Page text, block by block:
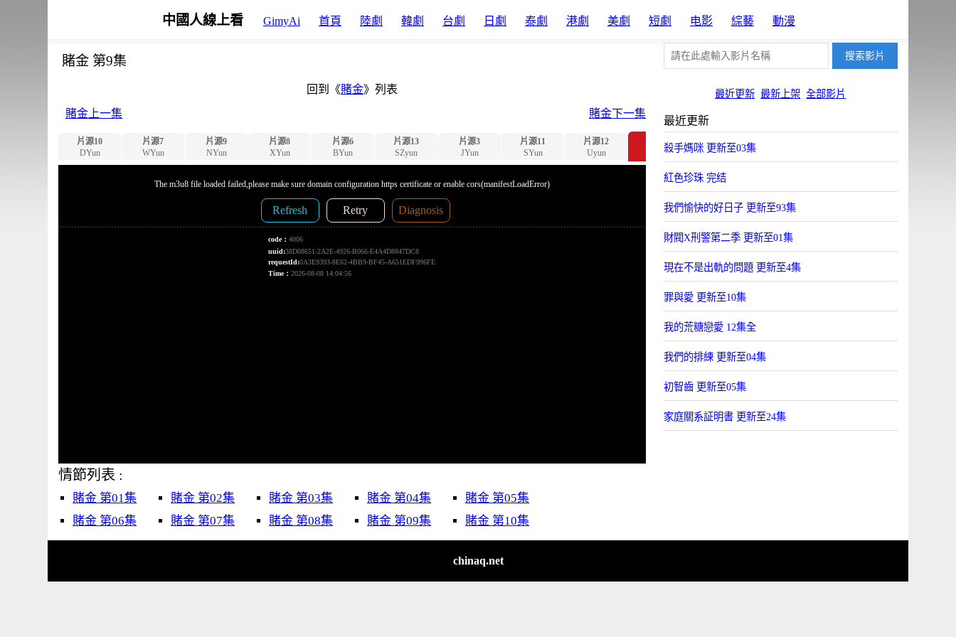
中國人線上看 GimyAi 首頁 陸劇 韓劇 台劇 日劇 泰劇 港劇 美劇 短劇 电影 綜藝 動漫
最近更新 最新上架 全部影片
賭金 第9集
回到《賭金》列表
賭金上一集
賭金下一集
片源10
DYun
片源7
WYun
片源9
NYun
片源8
XYun
片源6
BYun
片源13
SZyun
片源3
JYun
片源11
SYun
片源12
Uyun
片源1
BYun
片源2
FYun
情節列表 :
賭金 第01集 賭金 第02集 賭金 第03集 賭金 第04集
賭金 第05集
賭金 第06集
賭金 第07集 賭金 第08集 賭金 第09集 賭金 第10集
最近更新
殺手媽咪 更新至03集
紅色珍珠 完结
我們愉快的好日子 更新至93集
財閥X刑警第二季 更新至01集
現在不是出軌的問題 更新至4集
罪與愛 更新至10集
我的荒糖戀愛 12集全
我們的排練 更新至04集
初智齒 更新至05集
家庭關系証明書 更新至24集
chinaq.net